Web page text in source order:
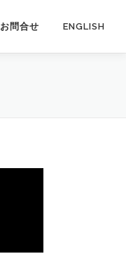
お問合せ ENGLISH